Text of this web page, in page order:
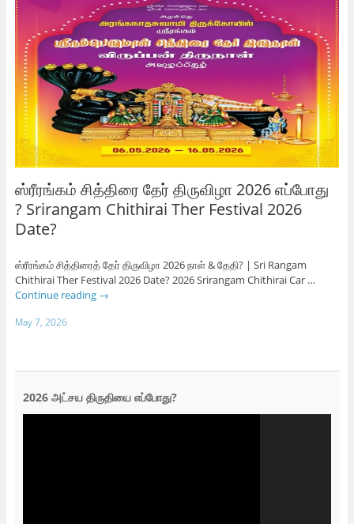
ஸ்ரீரங்கம் சித்திரை தேர் திருவிழா 2026 எப்போது
? Srirangam Chithirai Ther Festival 2026
Date?
ஸ்ரீரங்கம் சித்திரைத் தேர் திருவிழா 2026 நாள் & தேதி? | Sri Rangam
Chithirai Ther Festival 2026 Date? 2026 Srirangam Chithirai Car …
Continue reading →
May 7, 2026
2026 அட்சய திருதியை எப்போது?